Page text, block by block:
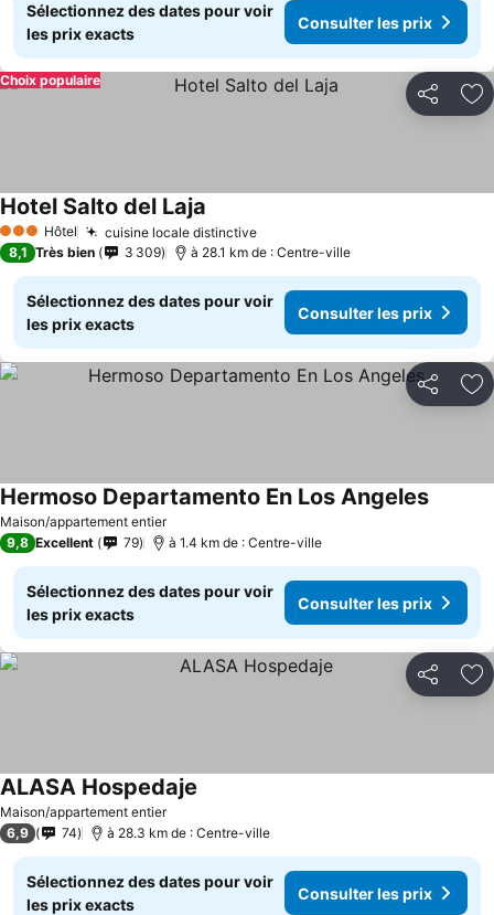
Sélectionnez des dates pour voir
les prix exacts
Consulter les prix
Partager
Choix populaire
3 ÉtoilesHôtel cuisine locale distinctive
Hotel Salto del Laja
8,1 Très bien 3 309 à 28.1 km de : Centre-ville
Sélectionnez des dates pour voir
les prix exacts
Consulter les prix
Partager
Maison/appartement entier
Hermoso Departamento En Los Angeles
9,8 Excellent 79 à 1.4 km de : Centre-ville
Sélectionnez des dates pour voir
les prix exacts
Consulter les prix
Partager
Maison/appartement entier
ALASA Hospedaje
6,9 74 à 28.3 km de : Centre-ville
Sélectionnez des dates pour voir
les prix exacts
Consulter les prix